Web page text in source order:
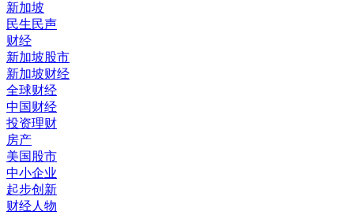
新加坡
民生民声
财经
新加坡股市
新加坡财经
全球财经
中国财经
投资理财
房产
美国股市
中小企业
起步创新
财经人物